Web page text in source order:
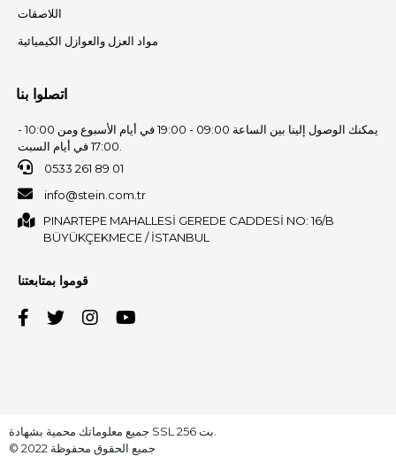
اللاصقات
مواد العزل والعوازل الكيميائية
اتصلوا بنا
يمكنك الوصول إلينا بين الساعة 09:00 - 19:00 في أيام الأسبوع ومن 10:00 -
0533 261 89 01
info@stein.com.tr
PINARTEPE MAHALLESİ GEREDE CADDESİ NO: 16/B
BÜYÜKÇEKMECE / İSTANBUL
قوموا بمتابعتنا
© 2022 جميع الحقوق محفوظة